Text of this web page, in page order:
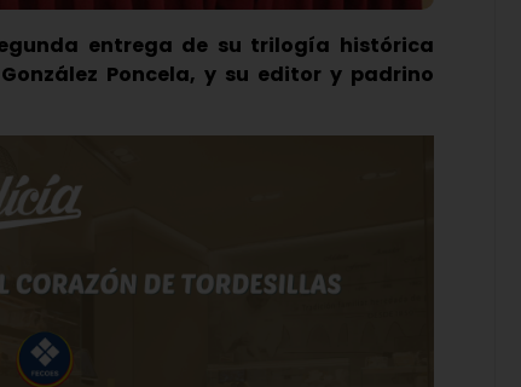
entrega de su trilogía histórica
Poncela, y su editor y padrino